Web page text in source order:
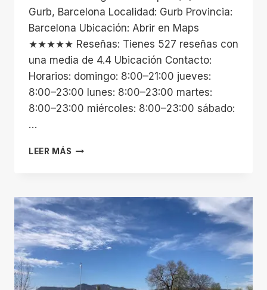
Gurb, Barcelona Localidad: Gurb Provincia:
Barcelona Ubicación: Abrir en Maps
★★★★★ Reseñas: Tienes 527 reseñas con
una media de 4.4 Ubicación Contacto:
Horarios: domingo: 8:00–21:00 jueves:
8:00–23:00 lunes: 8:00–23:00 martes:
8:00–23:00 miércoles: 8:00–23:00 sábado:
…
LEER MÁS CLUB